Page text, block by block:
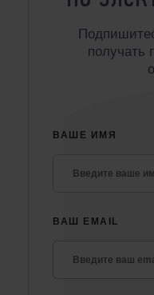
получать
ВАШЕ ИМЯ
ВАШ EMAIL